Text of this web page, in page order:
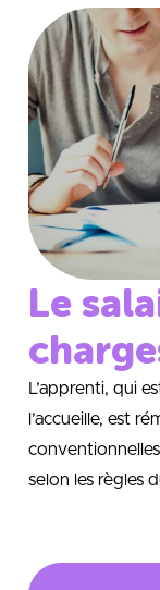
Le
L’apprenti, qui
l’accueille, est
selon les règles